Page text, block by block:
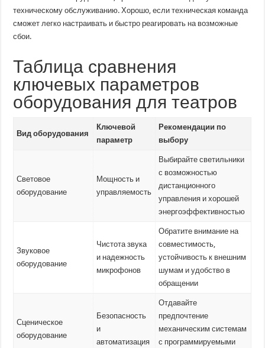
техническому обслуживанию. Хорошо, если техническая команда
сможет легко настраивать и быстро реагировать на возможные
сбои.
Таблица сравнения
ключевых параметров
оборудования для театров
Вид оборудования
Ключевой
параметр
Рекомендации по
выбору
Световое
оборудование
Мощность и
управляемость
Выбирайте светильники
с возможностью
дистанционного
управления и хорошей
энергоэффективностью
Звуковое
оборудование
Чистота звука
и надежность
микрофонов
Обратите внимание на
совместимость,
устойчивость к внешним
шумам и удобство в
обращении
Сценическое
оборудование
Безопасность
и
автоматизация
Отдавайте
предпочтение
механическим системам
с программируемыми